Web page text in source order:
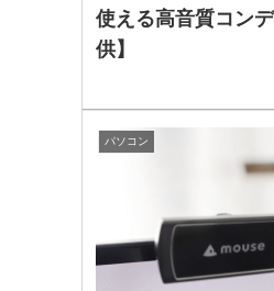
使える高音質コン
供】
パソコン